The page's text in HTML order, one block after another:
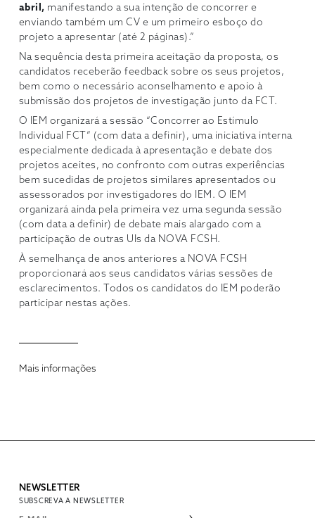
abril, manifestando a sua intenção de concorrer e
enviando também um CV e um primeiro esboço do
projeto a apresentar (até 2 páginas).”
Na sequência desta primeira aceitação da proposta, os
candidatos receberão feedback sobre os seus projetos,
bem como o necessário aconselhamento e apoio à
submissão dos projetos de investigação junto da FCT.
O IEM organizará a sessão “Concorrer ao Estímulo
Individual FCT” (com data a definir), uma iniciativa interna
especialmente dedicada à apresentação e debate dos
projetos aceites, no confronto com outras experiências
bem sucedidas de projetos similares apresentados ou
assessorados por investigadores do IEM. O IEM
organizará ainda pela primeira vez uma segunda sessão
(com data a definir) de debate mais alargado com a
participação de outras UIs da NOVA FCSH.
À semelhança de anos anteriores a NOVA FCSH
proporcionará aos seus candidatos várias sessões de
esclarecimentos. Todos os candidatos do IEM poderão
participar nestas ações.
Mais informações
NEWSLETTER
SUBSCREVA A NEWSLETTER